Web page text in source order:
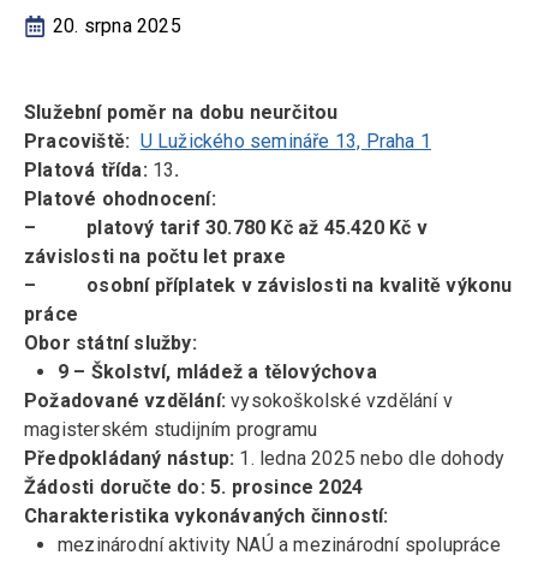
20. srpna 2025
Služební poměr na dobu neurčitou
Pracoviště: U Lužického semináře 13, Praha 1
Platová třída: 13.
Platové ohodnocení:
–
platový tarif 30.780 Kč až 45.420 Kč v
závislosti na počtu let praxe
–
osobní příplatek v závislosti na kvalitě výkonu
práce
Obor státní služby:
9 – Školství, mládež a tělovýchova
Požadované vzdělání: vysokoškolské vzdělání v
magisterském studijním programu
Předpokládaný nástup: 1. ledna 2025 nebo dle dohody
Žádosti doručte do: 5. prosince 2024
Charakteristika vykonávaných činností:
mezinárodní aktivity NAÚ a mezinárodní spolupráce